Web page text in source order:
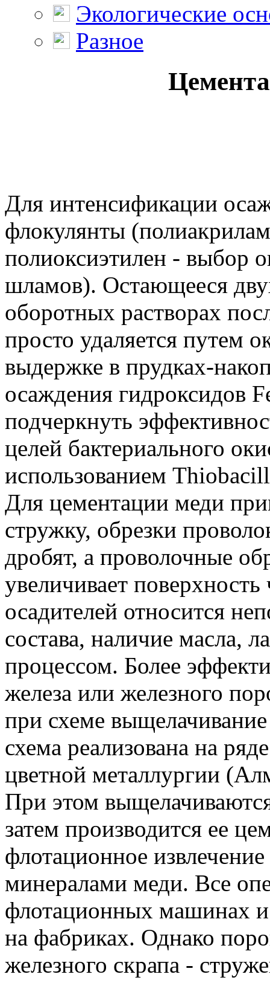
Экологические
Разное
Для интенсификации
флокулянты
полиоксиэтилен - выбор
шламов). Остающееся
оборотных растворах
просто удаляется путем
выдержке в прудках-
осаждения гидроксидов
подчеркнуть
целей бактериального
использованием
Для цементации меди
стружку, обрезки
дробят, а проволочные
увеличивает
осадителей относится
состава, наличие масла,
процессом. Более
железа или железного
при схеме
схема реализована на
цветной металлургии
При этом
затем производится ее
флотационное
минералами меди. Все
флотационных машинах
на фабриках. Однако
железного скрапа -